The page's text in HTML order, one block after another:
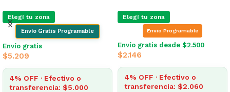
Elegí tu zona
Envío Gratis Programable
Envío gratis
$5.209
4% OFF · Efectivo o
transferencia: $5.000
Elegí tu zona
Envio Programable
Envío gratis desde $2.500
$2.146
4% OFF · Efectivo o
transferencia: $2.060